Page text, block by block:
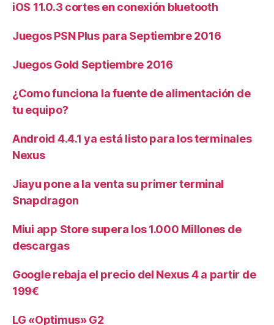
iOS 11.0.3 cortes en conexión bluetooth
Juegos PSN Plus para Septiembre 2016
Juegos Gold Septiembre 2016
¿Como funciona la fuente de alimentación de
tu equipo?
Android 4.4.1 ya está listo para los terminales
Nexus
Jiayu pone a la venta su primer terminal
Snapdragon
Miui app Store supera los 1.000 Millones de
descargas
Google rebaja el precio del Nexus 4 a partir de
199€
LG «Optimus» G2